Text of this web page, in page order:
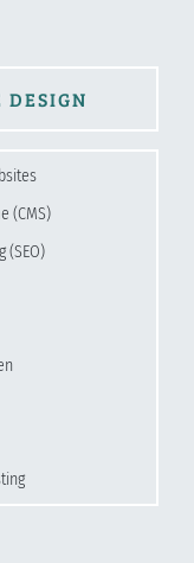
DESIGN
(CMS)
(SEO)